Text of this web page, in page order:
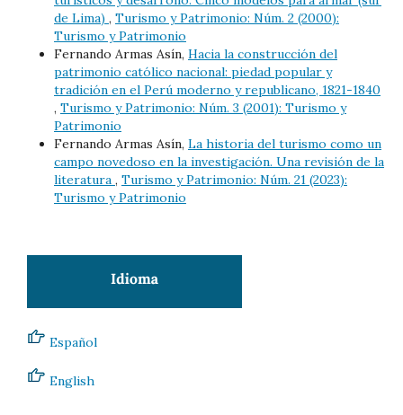
de Lima) , Turismo y Patrimonio: Núm. 2 (2000):
Turismo y Patrimonio
Fernando Armas Asín, Hacia la construcción del
patrimonio católico nacional: piedad popular y
tradición en el Perú moderno y republicano, 1821-1840
, Turismo y Patrimonio: Núm. 3 (2001): Turismo y
Patrimonio
Fernando Armas Asín, La historia del turismo como un
campo novedoso en la investigación. Una revisión de la
literatura , Turismo y Patrimonio: Núm. 21 (2023):
Turismo y Patrimonio
Español
English